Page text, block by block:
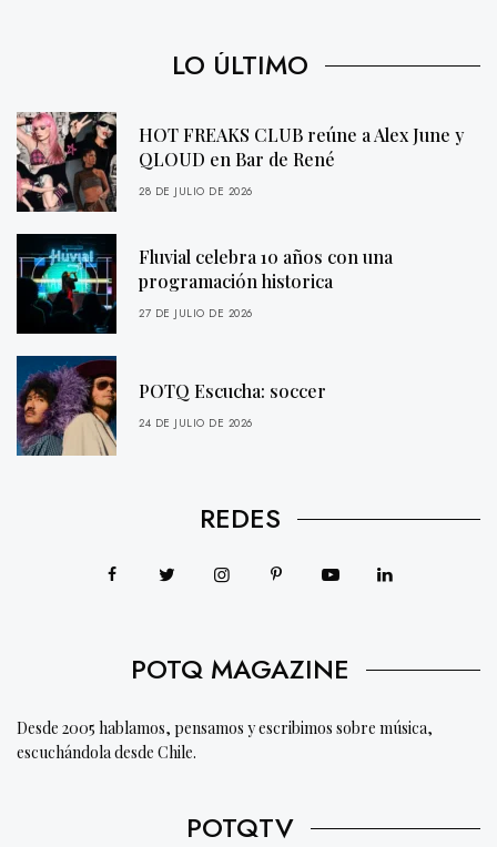
LO ÚLTIMO
HOT FREAKS CLUB reúne a Alex June y
QLOUD en Bar de René
28 DE JULIO DE 2026
Fluvial celebra 10 años con una
programación historica
27 DE JULIO DE 2026
POTQ Escucha: soccer
24 DE JULIO DE 2026
REDES
POTQ MAGAZINE
Desde 2005 hablamos, pensamos y escribimos sobre música,
escuchándola desde Chile.
POTQTV